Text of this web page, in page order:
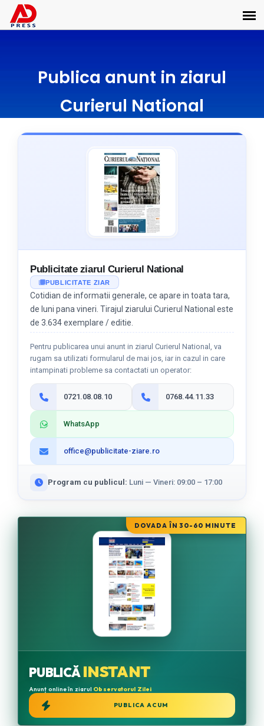
Publica anunt in ziarul
Curierul National
Publicitate ziarul Curierul National
PUBLICITATE ZIAR
Cotidian de informatii generale, ce apare in toata tara,
de luni pana vineri. Tirajul ziarului Curierul National este
de 3.634 exemplare / editie.
Pentru publicarea unui anunt in ziarul Curierul National, va
rugam sa utilizati formularul de mai jos, iar in cazul in care
intampinati probleme sa contactati un operator:
0721.08.08.10 0768.44.11.33
WhatsApp
office@publicitate-ziare.ro
Program cu publicul: Luni — Vineri: 09:00 – 17:00
DOVADA ÎN 30-60 MINUTE
PUBLICĂINSTANT
Anunț online în ziarul Observatorul Zilei
PUBLICA ACUM